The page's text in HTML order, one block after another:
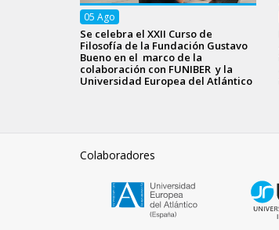
05 Ago
Se celebra el XXII Curso de
Filosofía de la Fundación Gustavo
Bueno en el marco de la
colaboración con FUNIBER y la
Universidad Europea del Atlántico
Colaboradores